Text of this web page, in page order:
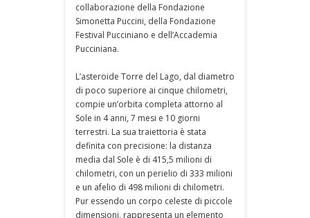
collaborazione della Fondazione
Simonetta Puccini, della Fondazione
Festival Pucciniano e dell’Accademia
Pucciniana.
L’asteroide Torre del Lago, dal diametro
di poco superiore ai cinque chilometri,
compie un’orbita completa attorno al
Sole in 4 anni, 7 mesi e 10 giorni
terrestri. La sua traiettoria è stata
definita con precisione: la distanza
media dal Sole è di 415,5 milioni di
chilometri, con un perielio di 333 milioni
e un afelio di 498 milioni di chilometri.
Pur essendo un corpo celeste di piccole
dimensioni, rappresenta un elemento